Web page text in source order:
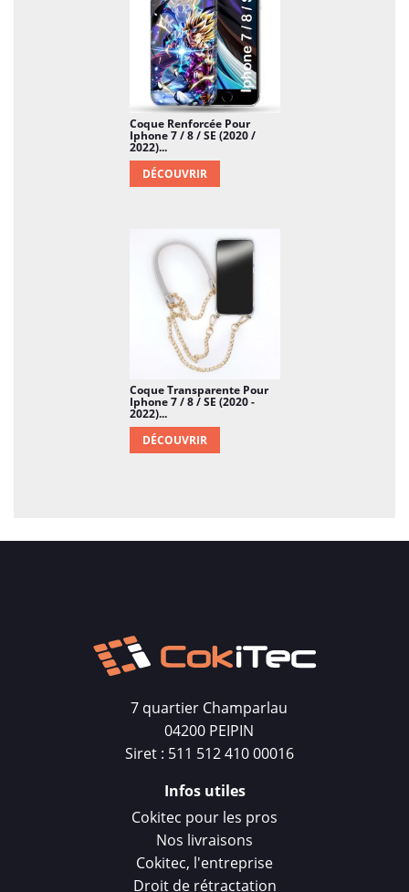
Coque Renforcée Pour
Iphone 7 / 8 / SE (2020 /
2022)...
DÉCOUVRIR
Coque Transparente Pour
Iphone 7 / 8 / SE (2020 -
2022)...
DÉCOUVRIR
7 quartier Champarlau
04200 PEIPIN
Siret : 511 512 410 00016
Infos utiles
Cokitec pour les pros
Nos livraisons
Cokitec, l'entreprise
Droit de rétractation